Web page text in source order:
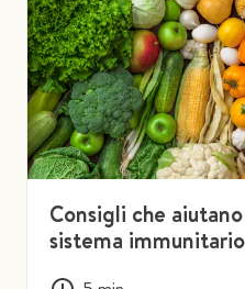
Consigli che
sistema